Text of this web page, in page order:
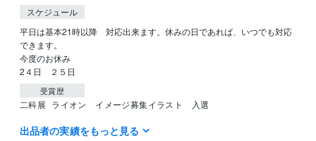
スケジュール
平日は基本21時以降　対応出来ます。休みの日であれば、いつでも対応
できます。
今度のお休み
受賞歴
二科展 ライオン　イメージ募集イラスト　入選
資格・検定
出品者の実績をもっと見る